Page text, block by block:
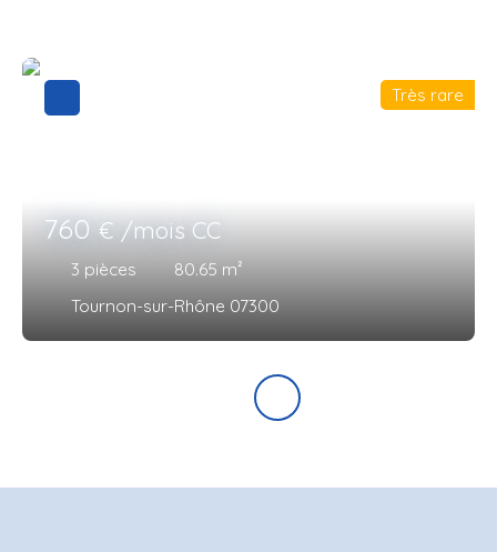
760€ /mois CC
3 pièces 80.65 m²
Tournon-sur-Rhône 07300
Très rare